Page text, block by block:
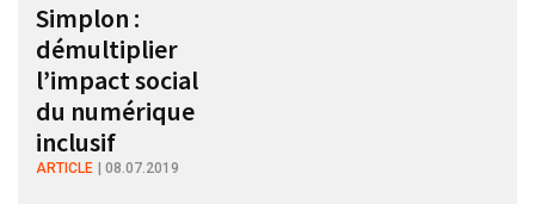
Simplon :
démultiplier
l’impact social
du numérique
inclusif
ARTICLE 08.07.2019